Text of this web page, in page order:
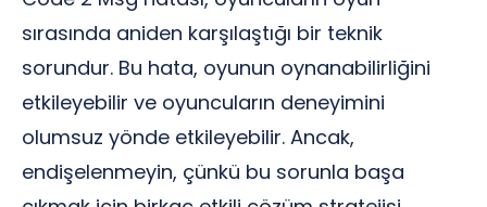
sırasında aniden karşılaştığı bir teknik
sorundur. Bu hata, oyunun oynanabilirliğini
etkileyebilir ve oyuncuların deneyimini
olumsuz yönde etkileyebilir. Ancak,
endişelenmeyin, çünkü bu sorunla başa